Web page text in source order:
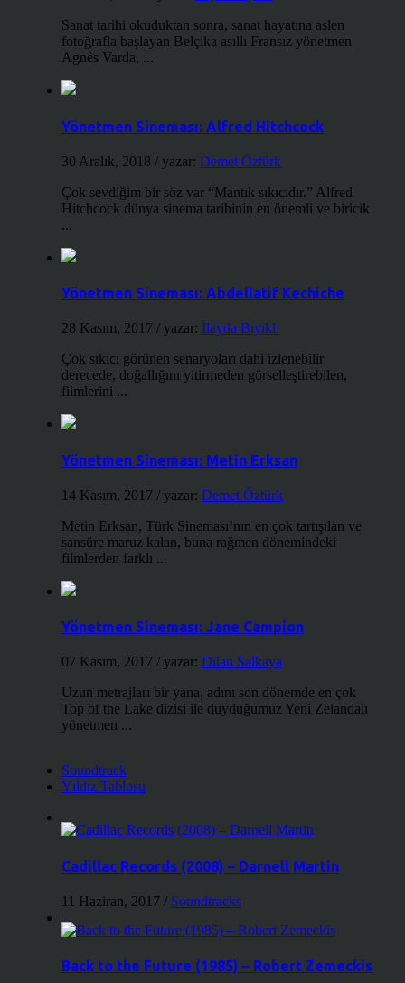
Sanat tarihi okuduktan sonra, sanat hayatına aslen
fotoğrafla başlayan Belçika asıllı Fransız yönetmen
Agnès Varda, ...
Yönetmen Sineması: Alfred Hitchcock
30 Aralık, 2018 / yazar: Demet Öztürk
Çok sevdiğim bir söz var “Mantık sıkıcıdır.” Alfred
Hitchcock dünya sinema tarihinin en önemli ve biricik
...
Yönetmen Sineması: Abdellatif Kechiche
28 Kasım, 2017 / yazar: İlayda Bıyıklı
Çok sıkıcı görünen senaryoları dahi izlenebilir
derecede, doğallığını yitirmeden görselleştirebilen,
filmlerini ...
Yönetmen Sineması: Metin Erksan
14 Kasım, 2017 / yazar: Demet Öztürk
Metin Erksan, Türk Sineması’nın en çok tartışılan ve
sansüre maruz kalan, buna rağmen dönemindeki
filmlerden farklı ...
Yönetmen Sineması: Jane Campion
07 Kasım, 2017 / yazar: Dilan Salkaya
Uzun metrajları bir yana, adını son dönemde en çok
Top of the Lake dizisi ile duyduğumuz Yeni Zelandalı
yönetmen ...
Soundtrack
Yıldız Tablosu
Cadillac Records (2008) – Darnell Martin
11 Haziran, 2017 / Soundtracks
Back to the Future (1985) – Robert Zemeckis